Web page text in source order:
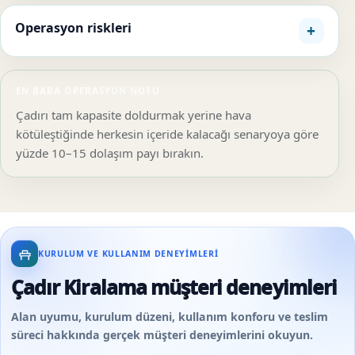
Operasyon riskleri
Çadırı tam kapasite doldurmak yerine hava
kötüleştiğinde herkesin içeride kalacağı senaryoya göre
yüzde 10–15 dolaşım payı bırakın.
KURULUM VE KULLANIM DENEYIMLERI
Çadır Kiralama müşteri deneyimleri
Alan uyumu, kurulum düzeni, kullanım konforu ve teslim
süreci hakkında gerçek müşteri deneyimlerini okuyun.